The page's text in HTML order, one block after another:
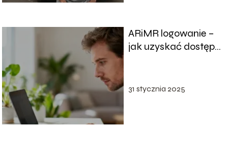
ARiMR logowanie –
jak uzyskać dostęp
31 stycznia 2025